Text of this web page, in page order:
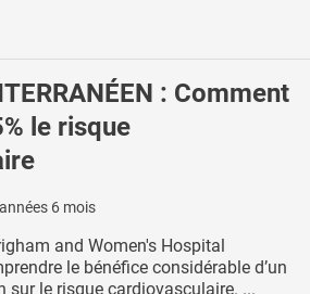
: Comment
le risque
6 mois
and Women's Hospital
le bénéfice considérable d’un
sur le risque cardiovasculaire. ...